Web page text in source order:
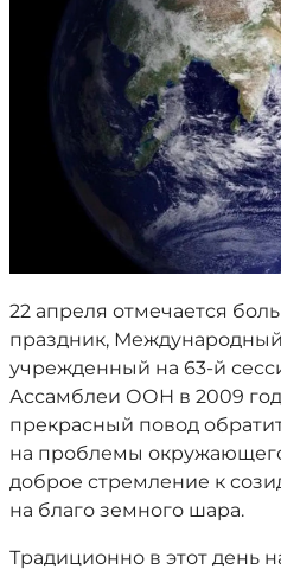
22 апреля отмечается
праздник,
учрежденный на 63-й
Ассамблеи ООН в 2009
прекрасный повод
на проблемы
доброе стремление к
на благо земного шара.
Традиционно в этот день